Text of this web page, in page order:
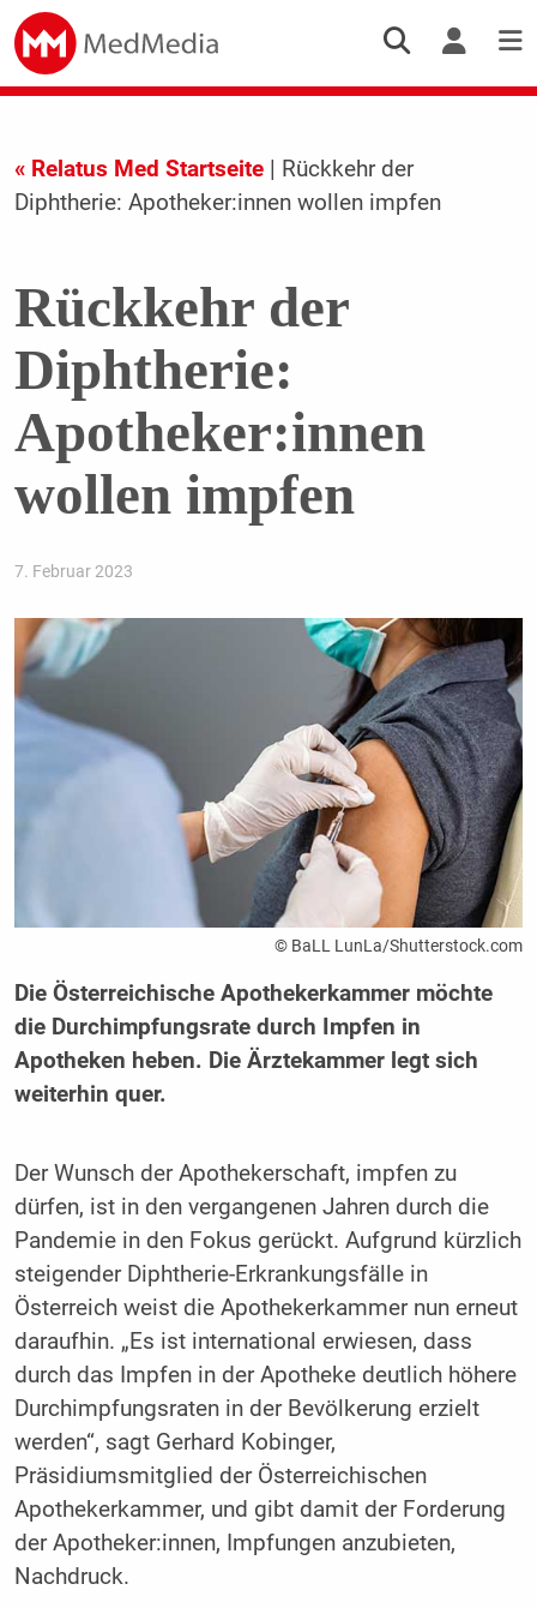
« Relatus Med Startseite| Rückkehr der
Diphtherie: Apotheker:innen wollen impfen
Rückkehr der
Diphtherie:
Apotheker:innen
wollen impfen
7. Februar 2023
© BaLL LunLa/Shutterstock.com
Die Österreichische Apothekerkammer möchte
die Durchimpfungsrate durch Impfen in
Apotheken heben. Die Ärztekammer legt sich
weiterhin quer.
Der Wunsch der Apothekerschaft, impfen zu
dürfen, ist in den vergangenen Jahren durch die
Pandemie in den Fokus gerückt. Aufgrund kürzlich
steigender Diphtherie-Erkrankungsfälle in
Österreich weist die Apothekerkammer nun erneut
daraufhin. „Es ist international erwiesen, dass
durch das Impfen in der Apotheke deutlich höhere
Durchimpfungsraten in der Bevölkerung erzielt
werden“, sagt Gerhard Kobinger,
Präsidiumsmitglied der Österreichischen
Apothekerkammer, und gibt damit der Forderung
der Apotheker:innen, Impfungen anzubieten,
Nachdruck.